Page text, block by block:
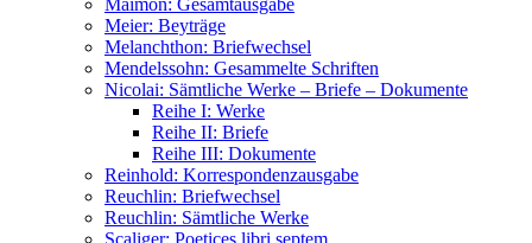
Meier: Beyträge
Melanchthon: Briefwechsel
Mendelssohn: Gesammelte Schriften
Nicolai: Sämtliche Werke – Briefe – Dokumente
Reihe I: Werke
Reihe II: Briefe
Reihe III: Dokumente
Reinhold: Korrespondenzausgabe
Reuchlin: Briefwechsel
Reuchlin: Sämtliche Werke
Scaliger: Poetices libri septem